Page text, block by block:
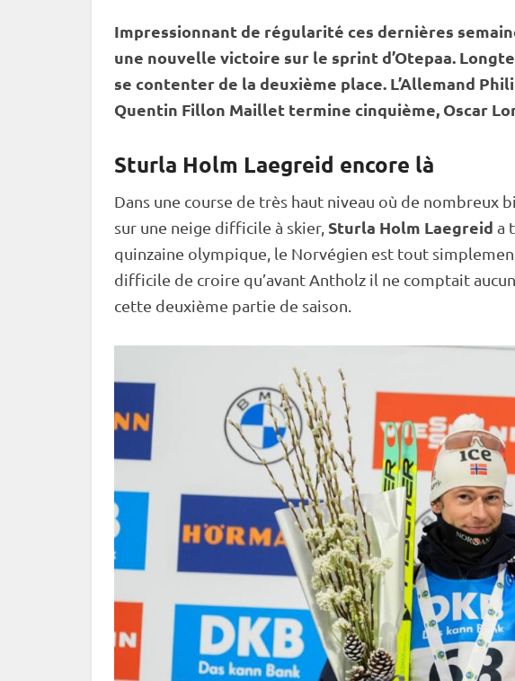
Impressionnant de régularité ces dernières
une nouvelle victoire sur le sprintd’Otepaa.
se contenter de la deuxième place. L’Allemand
Quentin Fillon Maillet termine cinquième, Oscar
Sturla Holm Laegreid encore là
Dans une course de très haut niveau où de nombreux
sur une neige difficile à skier, Sturla Holm Laegreid a
quinzaine olympique, le Norvégien est tout
difficile de croire qu’avant Antholz il ne comptait
cette deuxième partie de saison.